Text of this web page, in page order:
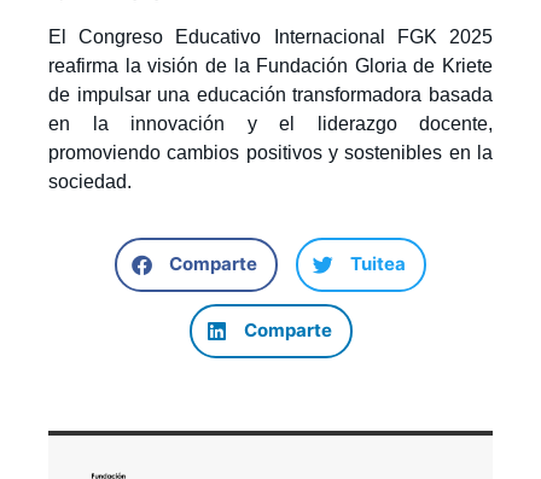
El Congreso Educativo Internacional FGK 2025
reafirma la visión de la Fundación Gloria de Kriete
de impulsar una educación transformadora basada
en la innovación y el liderazgo docente,
promoviendo cambios positivos y sostenibles en la
sociedad.
Comparte Tuitea
Comparte